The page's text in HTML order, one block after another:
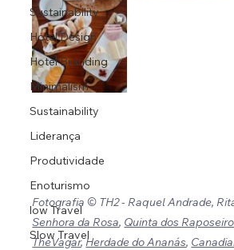
Sustainability
Hotel Design
Hotel Branding
Minimalism
Sustainability
Liderança
Produtividade
Enoturismo
low Travel
Slow Travel
Fotografia © TH2 - Raquel Andrade,
Senhora da Rosa, Quinta dos
TheVagar, Herdade do Ananás,